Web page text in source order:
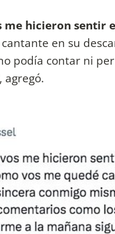
me hicieron sentir
en su
podía contar ni
agregó.